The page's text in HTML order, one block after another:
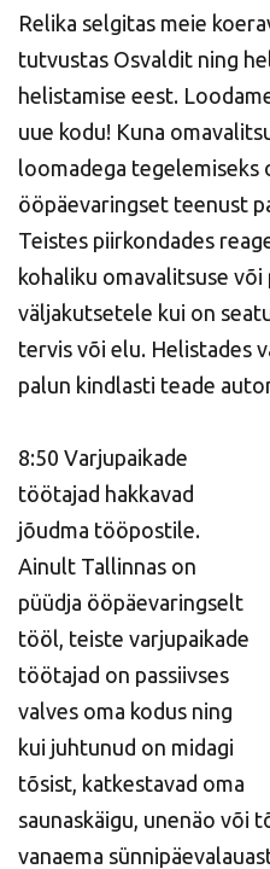
Relika selgitas meie
tutvustas Osvaldit ning
helistamise eest.
uue kodu! Kuna
loomadega tegelemiseks
ööpäevaringset teenust
Teistes piirkondades
kohaliku omavalitsuse
väljakutsetele kui on
tervis või elu. Helistades
palun kindlasti teade
8:50 Varjupaikade
töötajad hakkavad
jõudma tööpostile.
Ainult Tallinnas on
püüdja ööpäevaringselt
tööl, teiste varjupaikade
töötajad on passiivses
valves oma kodus ning
kui juhtunud on midagi
tõsist, katkestavad oma
saunaskäigu, unenäo või
vanaema